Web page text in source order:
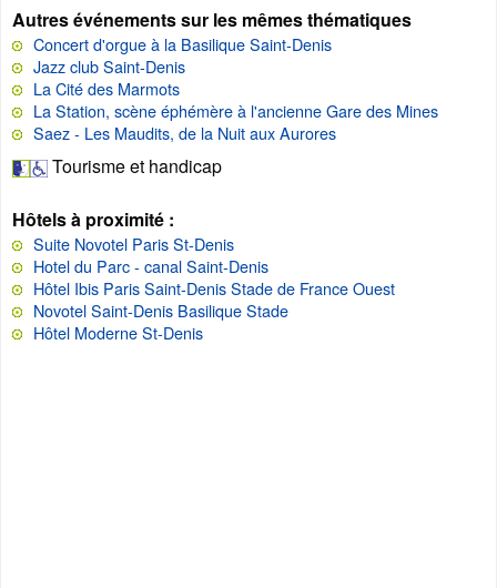
Autres événements sur les mêmes thématiques
Concert d'orgue à la Basilique Saint-Denis
Jazz club Saint-Denis
La Cité des Marmots
La Station, scène éphémère à l'ancienne Gare des Mines
Saez - Les Maudits, de la Nuit aux Aurores
Tourisme et handicap
Hôtels à proximité :
Suite Novotel Paris St-Denis
Hotel du Parc - canal Saint-Denis
Hôtel Ibis Paris Saint-Denis Stade de France Ouest
Novotel Saint-Denis Basilique Stade
Hôtel Moderne St-Denis